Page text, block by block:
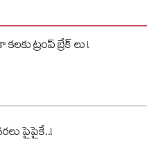
ట్రంప్ బ్రేక్ లు !
పైపైకే..!